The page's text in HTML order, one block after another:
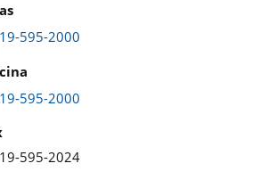
595-2000
595-2000
595-2024